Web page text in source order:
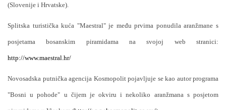
(Slovenije i Hrvatske).
Splitska turistička kuća "Maestral" je među prvima ponudila aranžmane s
posjetama bosanskim piramidama na svojoj web stranici:
http://www.maestral.hr/
Novosadska putnička agencija Kosmopolit pojavljuje se kao autor programa
"Bosni u pohode" u čijem je okviru i nekoliko aranžmana s posjetom